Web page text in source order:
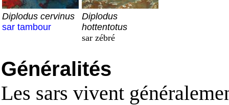
Diplodus cervinus
sar tambour
Diplodus
hottentotus
sar zébré
Généralités
Les sars vivent